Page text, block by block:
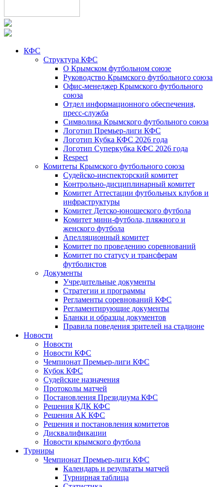
КФС
Структура КФС
О Крымском футбольном союзе
Руководство Крымского футбольного союза
Офис-менеджер Крымского футбольного
союза
Отдел информационного обеспечения,
пресс-служба
Символика Крымского футбольного союза
Логотип Премьер-лиги КФС
Логотип Кубка КФС 2026 года
Логотип Суперкубка КФС 2026 года
Respect
Комитеты Крымского футбольного союза
Судейско-инспекторский комитет
Контрольно-дисциплинарный комитет
Комитет Аттестации футбольных клубов и
инфраструктуры
Комитет Детско-юношеского футбола
Комитет мини-футбола, пляжного и
женского футбола
Апелляционный комитет
Комитет по проведению соревнований
Комитет по статусу и трансферам
футболистов
Документы
Учредительные документы
Стратегии и программы
Регламенты соревнований КФС
Регламентирующие документы
Бланки и образцы документов
Правила поведения зрителей на стадионе
Новости
Новости
Новости КФС
Чемпионат Премьер-лиги КФС
Кубок КФС
Судейские назначения
Протоколы матчей
Постановления Президиума КФС
Решения КДК КФС
Решения АК КФС
Решения и постановления комитетов
Дисквалификации
Новости крымского футбола
Турниры
Чемпионат Премьер-лиги КФС
Календарь и результаты матчей
Турнирная таблица